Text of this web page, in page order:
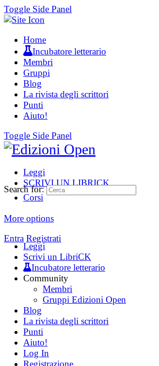
Toggle Side Panel
Home
Incubatore letterario
Membri
Gruppi
Blog
La rivista degli scrittori
Punti
Aiuto!
Toggle Side Panel
Leggi
SCRIVI UN LIBRICK
Corsi
More options
Entra Registrati
Search for:
Leggi
Scrivi un LibriCK
Incubatore letterario
Community
Membri
Gruppi Edizioni Open
Blog
La rivista degli scrittori
Punti
Aiuto!
Log In
Registrazione